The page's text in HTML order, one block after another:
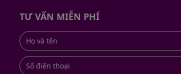
TƯ VẤN MIỄN PHÍ